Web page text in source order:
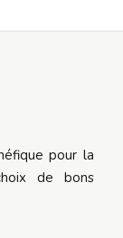
pour la
de bons